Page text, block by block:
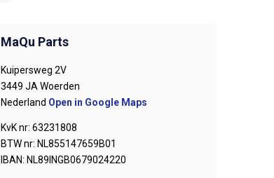
MaQu Parts
Kuipersweg 2V
3449 JA Woerden
Nederland Open in Google Maps
KvK nr: 63231808
BTW nr: NL855147659B01
IBAN: NL89INGB0679024220